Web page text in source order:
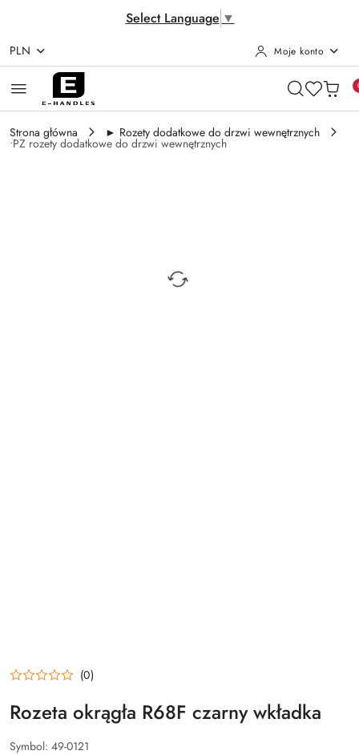
Select Language ▼
Przejdź do treści głównej
Przejdź do wyszukiwarki
Przejdź do moje konto
Przejdź do menu głównego
Przejdź do opisu produktu
Przejdź do stopki
PLN Moje konto
Strona główna ► Rozety dodatkowe do drzwi wewnętrznych
•PZ rozety dodatkowe do drzwi wewnętrznych
(0)
Rozeta okrągła R68F czarny wkładka
Symbol: 49-0121